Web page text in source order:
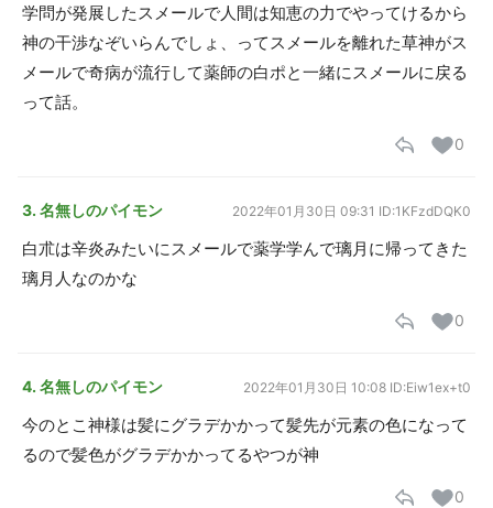
学問が発展したスメールで人間は知恵の力でやってけるから
神の干渉なぞいらんでしょ、ってスメールを離れた草神がス
メールで奇病が流行して薬師の白ポと一緒にスメールに戻る
って話。
0
3. 名無しのパイモン 2022年01月30日 09:31 ID:1KFzdDQK0
白朮は辛炎みたいにスメールで薬学学んで璃月に帰ってきた
璃月人なのかな
0
4. 名無しのパイモン 2022年01月30日 10:08 ID:Eiw1ex+t0
今のとこ神様は髪にグラデかかって髪先が元素の色になって
るので髪色がグラデかかってるやつが神
0